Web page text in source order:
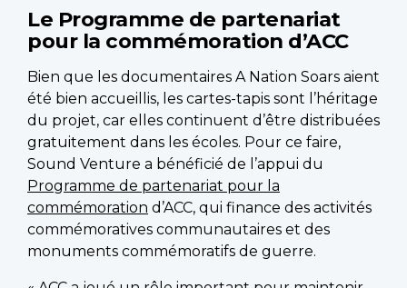
Le Programme de partenariat
pour la commémoration d’ACC
Bien que les documentaires A Nation Soars aient
été bien accueillis, les cartes-tapis sont l’héritage
du projet, car elles continuent d’être distribuées
gratuitement dans les écoles. Pour ce faire,
Sound Venture a bénéficié de l’appui du
Programme de partenariat pour la
commémoration d’ACC, qui finance des activités
commémoratives communautaires et des
monuments commémoratifs de guerre.